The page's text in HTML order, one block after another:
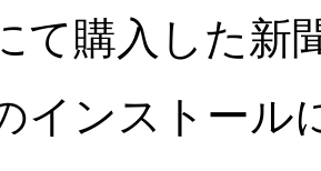
て購入した新
インストール